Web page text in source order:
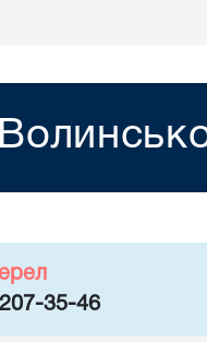
35-46